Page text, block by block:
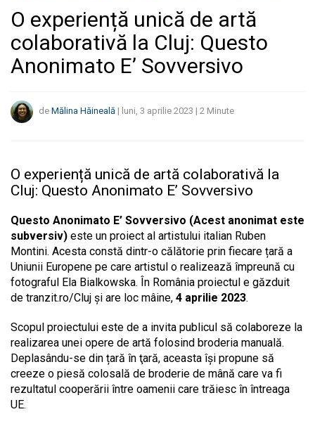
O experiență unică de artă
colaborativă la Cluj: Questo
Anonimato E’ Sovversivo
de Mălina Hăineală | luni, 3 aprilie 2023 | 2 Minute
O experiență unică de artă colaborativă la
Cluj: Questo Anonimato E’ Sovversivo
Questo Anonimato E’ Sovversivo (Acest anonimat este
subversiv) este un proiect al artistului italian Ruben
Montini. Acesta constă dintr-o călătorie prin fiecare țară a
Uniunii Europene pe care artistul o realizează împreună cu
fotograful Ela Bialkowska. În România proiectul e găzduit
de tranzit.ro/Cluj și are loc mâine, 4 aprilie 2023.
Scopul proiectului este de a invita publicul să colaboreze la
realizarea unei opere de artă folosind broderia manuală.
Deplasându-se din țară în ţară, aceasta își propune să
creeze o piesă colosală de broderie de mână care va fi
rezultatul cooperării între oamenii care trăiesc în întreaga
UE.